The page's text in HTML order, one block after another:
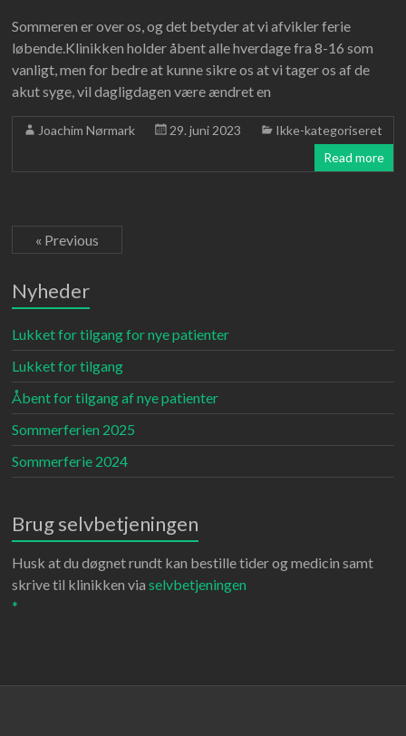
Sommeren er over os, og det betyder at vi afvikler ferie
løbende.Klinikken holder åbent alle hverdage fra 8-16 som
vanligt, men for bedre at kunne sikre os at vi tager os af de
akut syge, vil dagligdagen være ændret en
Joachim Nørmark 29. juni 2023
Ikke-kategoriseret
Read more
« Previous
Nyheder
Lukket for tilgang for nye patienter
Lukket for tilgang
Åbent for tilgang af nye patienter
Sommerferien 2025
Sommerferie 2024
Brug selvbetjeningen
Husk at du døgnet rundt kan bestille tider og medicin samt
skrive til klinikken viaselvbetjeningen
*